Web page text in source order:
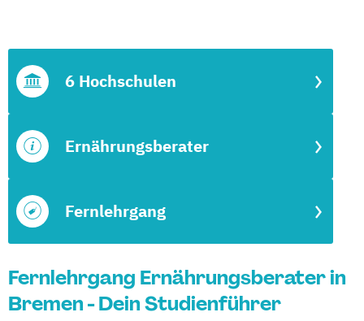
Fernlehrgang
Ernährungsberater
6 Hochschulen
Fernlehrgang Ernährungsberater in
Bremen - Dein Studienführer